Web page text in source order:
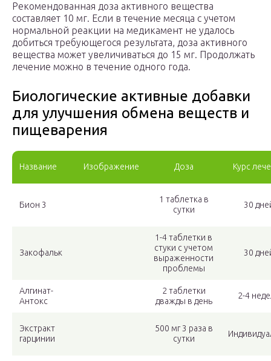
Рекомендованная доза активного вещества
составляет 10 мг. Если в течение месяца с учетом
нормальной реакции на медикамент не удалось
добиться требующегося результата, доза активного
вещества может увеличиваться до 15 мг. Продолжать
лечение можно в течение одного года.
Биологические активные добавки
для улучшения обмена веществ и
пищеварения
Название Изображение Доза Курс
Бион 3
1 таблетка в
сутки
30
Закофальк
1-4 таблетки в
стуки с учетом
выраженности
проблемы
30
Алгинат-
Антокс
2 таблетки
дважды в день
2-4
Экстракт
гарцинии
500 мг 3 раза в
сутки